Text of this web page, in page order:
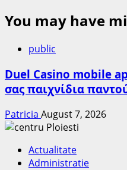
You may have
public
Duel Casino mobile
σας παιχνίδια
Patricia August 7, 2026
Actualitate
Administratie